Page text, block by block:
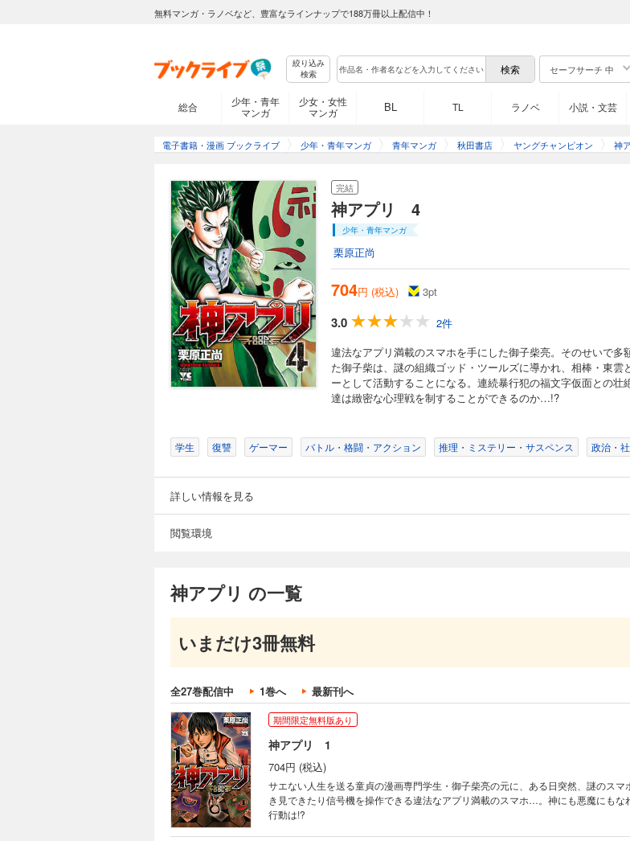
無料マンガ・ラノベなど、豊富なラインナップで188万冊以上配信中！
絞り込み
検索
セーフサーチ 中
総合
少年・青年
マンガ
少女・女性
マンガ
BL TL ラノベ 小説・文芸
電子書籍・漫画 ブックライブ 少年・青年マンガ 青年マンガ 秋田書店 ヤングチャンピオン 神
完結
神アプリ 4
少年・青年マンガ
栗原正尚
704円 (税込) 3pt
3.0
2件
違法なアプリ満載のスマホを手にした御子柴亮。そのせいで多
た御子柴は、謎の組織ゴッド・ツールズに導かれ、相棒・東雲
ーとして活動することになる。連続暴行犯の福文字仮面との壮
達は緻密な心理戦を制することができるのか…!?
学生 復讐 ゲーマー バトル・格闘・アクション 推理・ミステリー・サスペンス 政治・
詳しい情報を見る
閲覧環境
神アプリ の一覧
いまだけ3冊無料
全27巻配信中 1巻へ 最新刊へ
期間限定無料版あり
神アプリ 1
704円 (税込)
サエない人生を送る童貞の漫画専門学生・御子柴亮の元に、ある日突然、謎のスマ
き見できたり信号機を操作できる違法なアプリ満載のスマホ…。神にも悪魔にもな
行動は!?